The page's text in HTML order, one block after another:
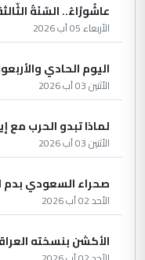
عاشُورْاءُ.. السّنَةُ
الأربعاء 05 آب 2026
اليوم الحادي
الأثنين 03 آب 2026
لماذا تبدو الحرب
الأثنين 03 آب 2026
صحراء السعودي بدم
الأحد 02 آب 2026
الأكشن بنسخته